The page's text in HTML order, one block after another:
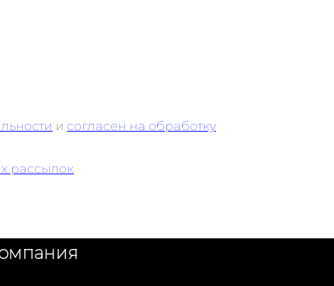
и согласен на обработку
рассылок